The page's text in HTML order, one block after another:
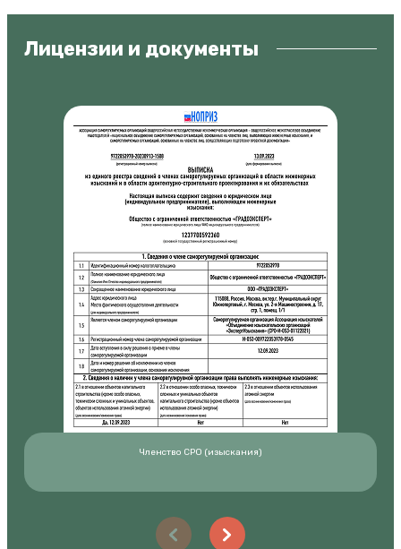
Лицензии и документы
Членство СРО (изыскания)